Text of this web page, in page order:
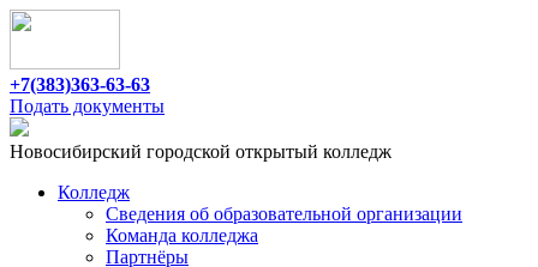
+7(383)363-63-63
Подать документы
Новосибирский городской открытый колледж
Колледж
Сведения об образовательной организации
Команда колледжа
Партнёры